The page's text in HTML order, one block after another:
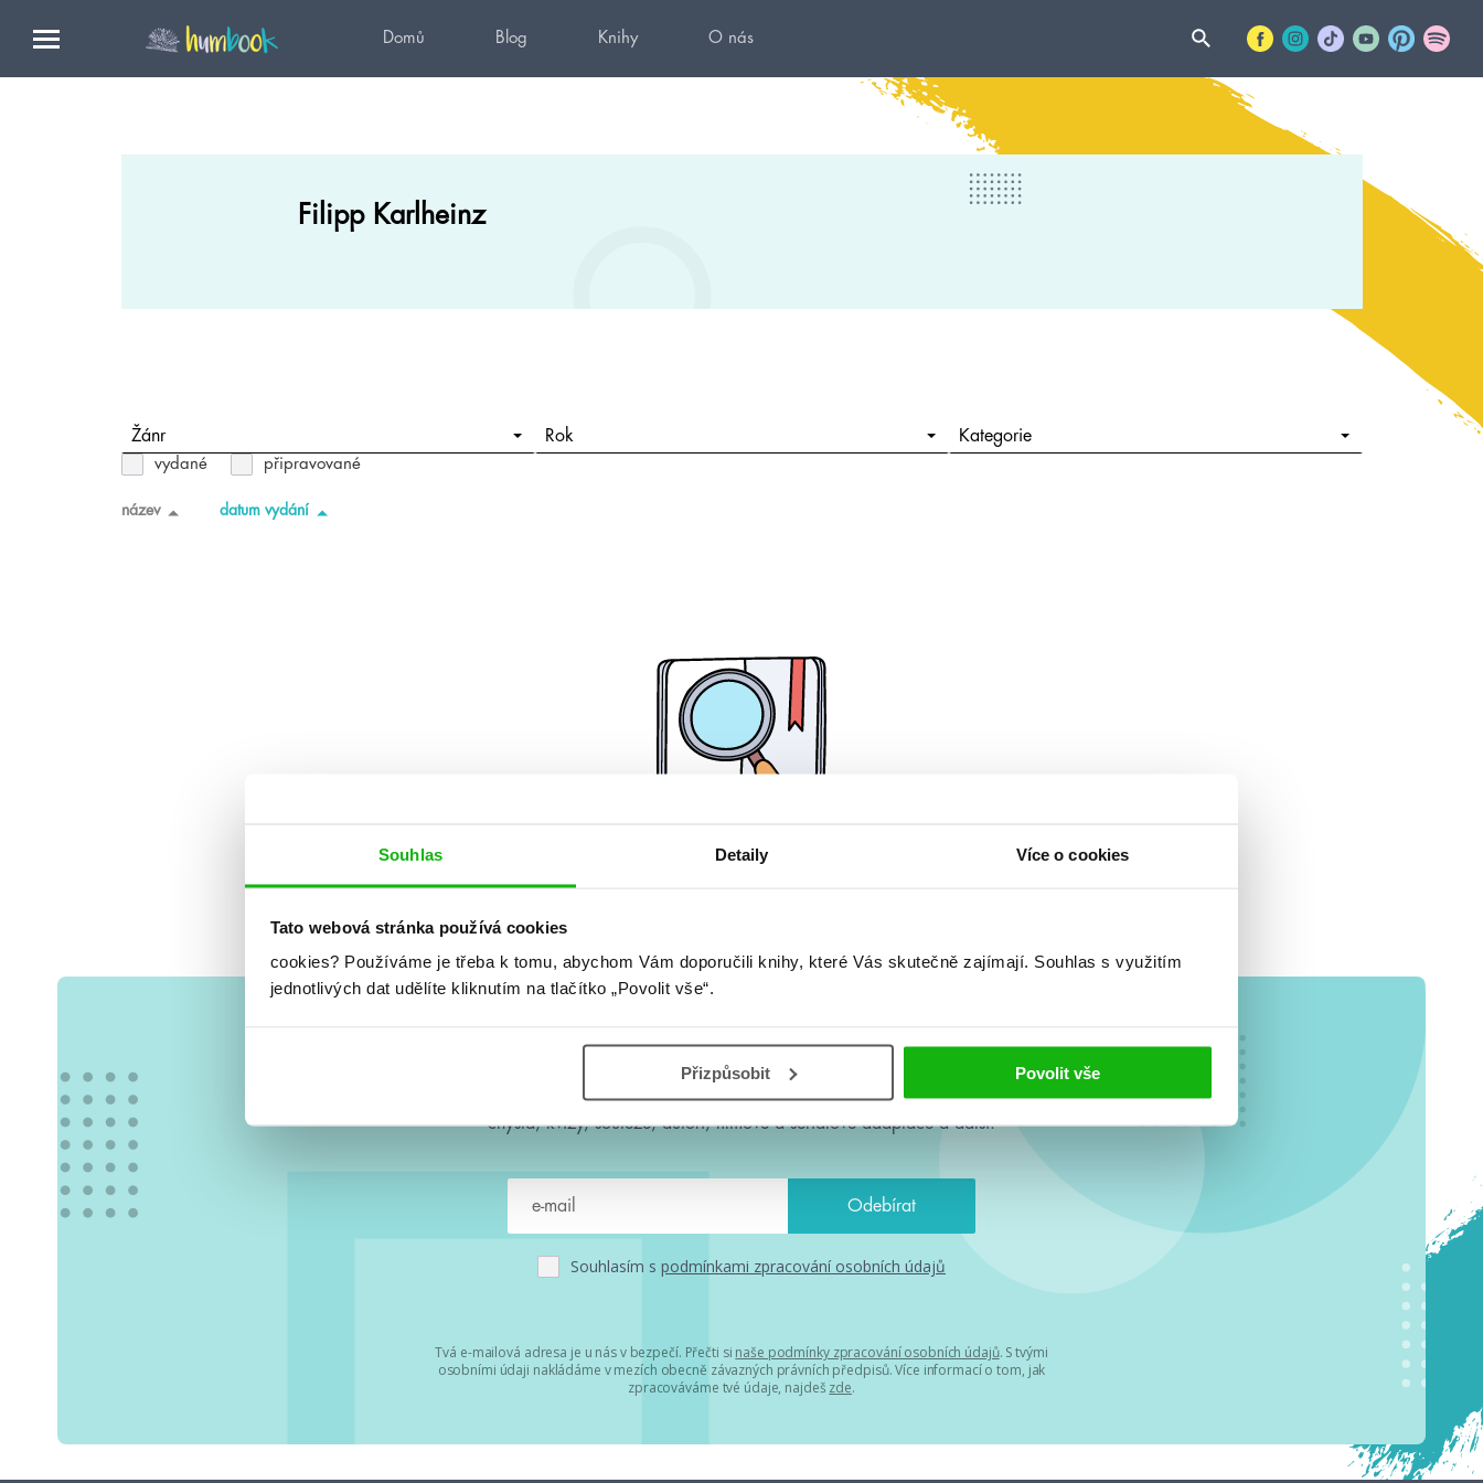
Souhlas Detaily Více o cookies
Tato webová stránka používá cookies
cookies? Používáme je třeba k tomu, abychom Vám doporučili knihy, které Vás skutečně zajímají. Souhlas s využitím
jednotlivých dat udělíte kliknutím na tlačítko „Povolit vše“.
Přizpůsobit Povolit vše
Domů Blog Knihy O nás
Filipp Karlheinz
Žánr Rok Kategorie
vydané připravované
název datum vydání
#HumbookNews
Vše kolem #youngadult každý měsíc rovnou do mailu! Nové knihy, co se
chystá, kvízy, soutěže, autoři, filmové a seriálové adaptace a další.
Souhlasím s podmínkami zpracování osobních údajů
Tvá e-mailová adresa je u nás v bezpečí. Přečti si naše podmínky zpracování osobních údajů. S tvými
osobními údaji nakládáme v mezích obecně závazných právních předpisů. Více informací o tom, jak
zpracováváme tvé údaje, najdeš zde.